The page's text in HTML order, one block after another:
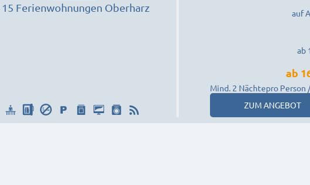
15 Ferienwohnungen Oberharz
auf
ab
Mind. 2 Nächte
ab
pro Person
ZUM ANGEBOT